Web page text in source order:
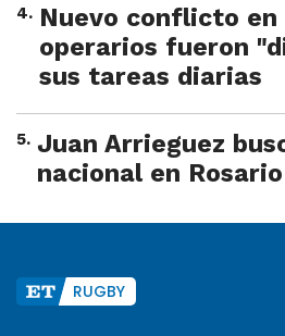
4. Nuevo conflicto en
operarios fueron
sus tareas diarias
5. Juan Arrieguez
nacional en Rosario
RUGBY